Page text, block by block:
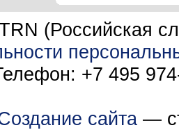
(Российская
+7 495
сайта —